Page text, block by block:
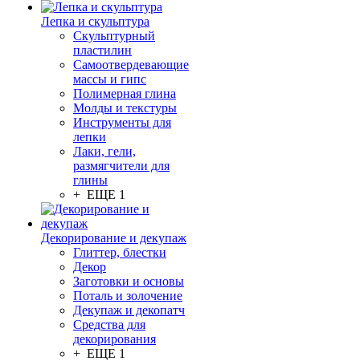
Лепка и скульптура
Скульптурный
пластилин
Самоотвердевающие
массы и гипс
Полимерная глина
Молды и текстуры
Инструменты для
лепки
Лаки, гели,
размягчители для
глины
+ ЕЩЕ 1
Декорирование и декупаж
Глиттер, блестки
Декор
Заготовки и основы
Поталь и золочение
Декупаж и декопатч
Средства для
декорирования
+ ЕЩЕ 1